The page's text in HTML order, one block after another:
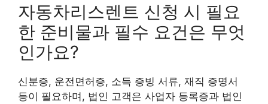
자동차리스렌트 신청 시 필요
한 준비물과 필수 요건은 무엇
인가요?
신분증, 운전면허증, 소득 증빙 서류, 재직 증명서
등이 필요하며, 법인 고객은 사업자 등록증과 법인